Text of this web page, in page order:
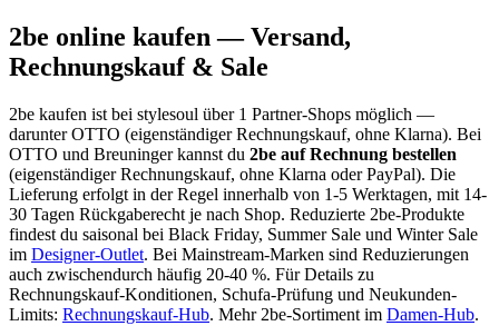
2be online kaufen — Versand,
Rechnungskauf & Sale
2be kaufen ist bei stylesoul über 1 Partner-Shops möglich —
darunterOTTO (eigenständiger Rechnungskauf, ohne Klarna). Bei
OTTO und Breuninger kannst du 2be auf Rechnung bestellen
(eigenständiger Rechnungskauf, ohne Klarna oder PayPal). Die
Lieferung erfolgt in der Regel innerhalb von 1-5 Werktagen, mit 14-
30 Tagen Rückgaberecht je nach Shop. Reduzierte 2be-Produkte
findest du saisonal bei Black Friday, Summer Sale und Winter Sale
im Designer-Outlet. Bei Mainstream-Marken sind Reduzierungen
auch zwischendurch häufig 20-40 %. Für Details zu
Rechnungskauf-Konditionen, Schufa-Prüfung und Neukunden-
Limits: Rechnungskauf-Hub. Mehr 2be-Sortiment im Damen-Hub.